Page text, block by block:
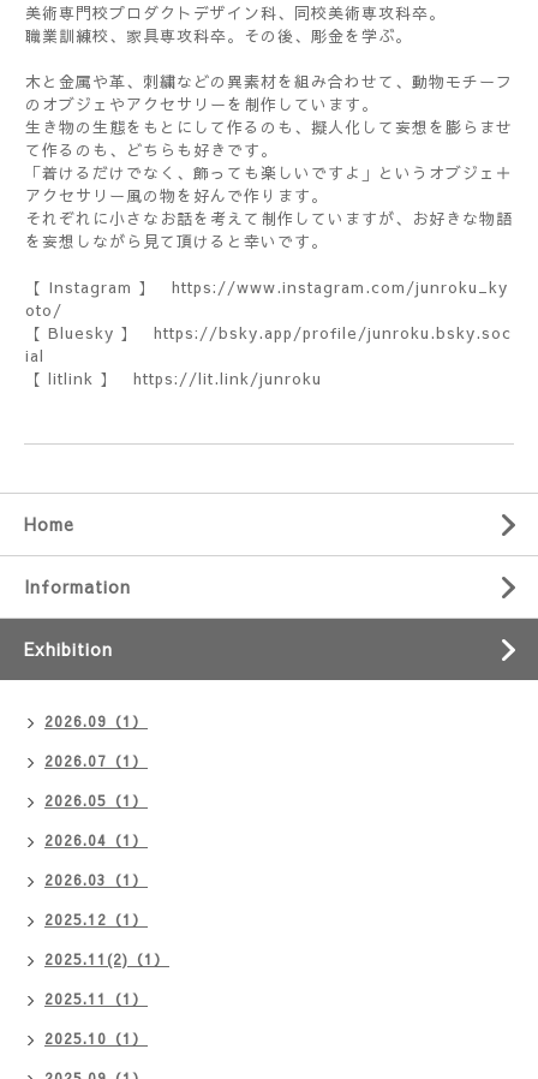
美術専門校プロダクトデザイン科、同校美術専攻科卒。
職業訓練校、家具専攻科卒。その後、彫金を学ぶ。
木と金属や革、刺繍などの異素材を組み合わせて、動物モチーフ
のオブジェやアクセサリーを制作しています。
生き物の生態をもとにして作るのも、擬人化して妄想を膨らませ
て作るのも、どちらも好きです。
「着けるだけでなく、飾っても楽しいですよ」というオブジェ＋
アクセサリー風の物を好んで作ります。
それぞれに小さなお話を考えて制作していますが、お好きな物語
を妄想しながら見て頂けると幸いです。
【 Instagram 】 https://www.instagram.com/junroku_ky
oto/
【 Bluesky 】 https://bsky.app/profile/junroku.bsky.soc
ial
【 litlink 】 https://lit.link/junroku
Home
Information
Exhibition
2026.09（1）
2026.07（1）
2026.05（1）
2026.04（1）
2026.03（1）
2025.12（1）
2025.11(2)（1）
2025.11（1）
2025.10（1）